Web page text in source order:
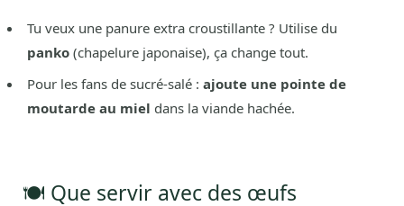
Tu veux une panure extra croustillante ? Utilise du
panko (chapelure japonaise), ça change tout.
Pour les fans de sucré-salé : ajoute une pointe de
moutarde au miel dans la viande hachée.
🍽️ Que servir avec des œufs